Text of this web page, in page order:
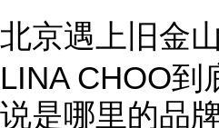
北京遇上旧金山
LINA CHOO到
说是哪里的品